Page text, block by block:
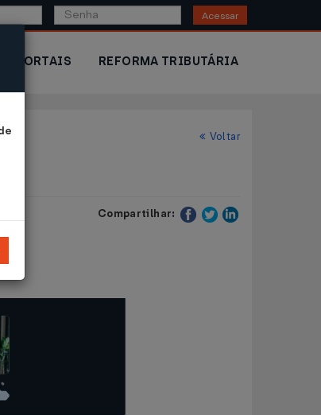
Acessar
PORTAIS REFORMA TRIBUTÁRIA
Voltar
Compartilhar: